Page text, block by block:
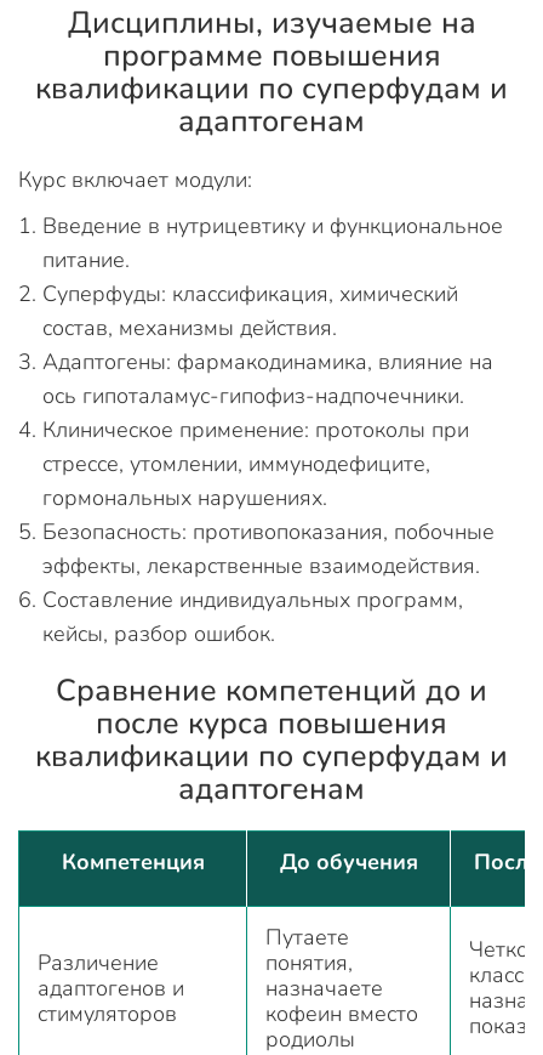
Дисциплины, изучаемые на
программе повышения
квалификации по суперфудам и
адаптогенам
Курс включает модули:
Введение в нутрицевтику и функциональное
питание.
Суперфуды: классификация, химический
состав, механизмы действия.
Адаптогены: фармакодинамика, влияние на
ось гипоталамус-гипофиз-надпочечники.
Клиническое применение: протоколы при
стрессе, утомлении, иммунодефиците,
гормональных нарушениях.
Безопасность: противопоказания, побочные
эффекты, лекарственные взаимодействия.
Составление индивидуальных программ,
кейсы, разбор ошибок.
Сравнение компетенций до и
после курса повышения
квалификации по суперфудам и
адаптогенам
Компетенция До обучения
Различение
адаптогенов и
стимуляторов
Путаете
понятия,
назначаете
кофеин вместо
родиолы
Четко